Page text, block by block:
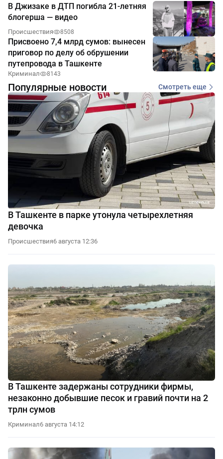
В Джизаке в ДТП погибла 21-летняя
блогерша — видео
Происшествия 8508
Присвоено 7,4 млрд сумов: вынесен
приговор по делу об обрушении
путепровода в Ташкенте
Криминал 8143
Популярные новости Смотреть еще
В Ташкенте в парке утонула четырехлетняя
девочка
Происшествия6 августа 12:36
В Ташкенте задержаны сотрудники фирмы,
незаконно добывшие песок и гравий почти на 2
трлн сумов
Криминал6 августа 14:12